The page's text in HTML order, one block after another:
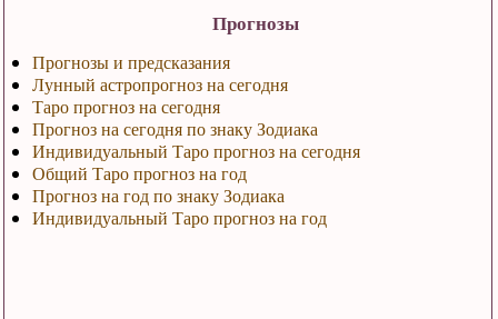
Прогнозы
Прогнозы и предсказания
Лунный астропрогноз на сегодня
Таро прогноз на сегодня
Прогноз на сегодня по знаку Зодиака
Индивидуальный Таро прогноз на сегодня
Общий Таро прогноз на год
Прогноз на год по знаку Зодиака
Индивидуальный Таро прогноз на год